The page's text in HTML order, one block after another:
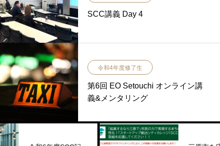
SCC講義 Day 4
令和4年度修了生
第6回 EO Setouchi オンライン講
義&メンタリング